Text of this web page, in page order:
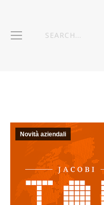
Novità aziendali